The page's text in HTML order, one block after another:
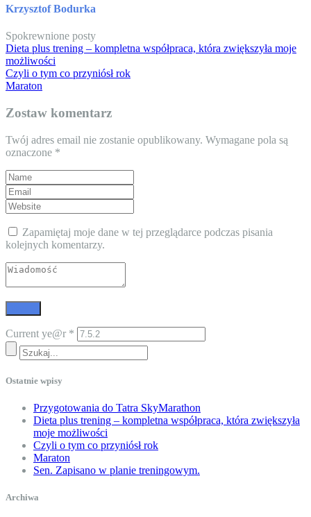
Krzysztof Bodurka
Spokrewnione posty
Dieta plus trening – kompletna współpraca, która zwiększyła moje
możliwości
Czyli o tym co przyniósł rok
Maraton
Zostaw komentarz
Twój adres email nie zostanie opublikowany. Wymagane pola są
oznaczone *
Zapamiętaj moje dane w tej przeglądarce podczas pisania
kolejnych komentarzy.
Current ye@r *
Ostatnie wpisy
Przygotowania do Tatra SkyMarathon
Dieta plus trening – kompletna współpraca, która zwiększyła
moje możliwości
Czyli o tym co przyniósł rok
Maraton
Sen. Zapisano w planie treningowym.
Archiwa